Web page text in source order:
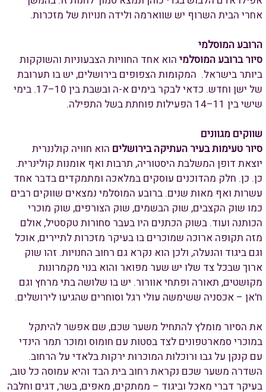
אחרי הבית השרוף יש שווארמה ולידה חנויות של מזכרות.
הרובע המוסלמי
סיור ברובע המוסלמי הוא אחד החוויות הצבעוניות והשוקקות
ביותר בישראל. המקומות הצפופים בירושלים, יש בו תערובת
של ישן וחדש. כדאי לבקר בימים א-ה ובשבת בין 10–17. בימי
שישי בין 11–14 הפעילות פוחתת בשל התפילה.
שווקים מגוונים
סיור טעימות בעיר העתיקה בירושלים הוא חוויה קולננרית
יוצאת דופן המשלבת היסטוריה, תרבות ואף אומנות קולינרית.
כן. כן. חלק מהדוכנים עוסקים במלאכה ומתמקדים בדבר אחד
עשרות ואף מאות שנים. ברובע המוסלמי נמצאים שווקים רבים
כמו שוק הקצבים, שוק הבשמים, שוק הצורפים, שוק מוכרי
הכותנה ועוד. בשוק הכתנים היו בעבר סחורות טקסטיל, אולם
מזה תקופה ארוכה שמוכרים בו בעיקר מזכרות לתיירים, אוכל
וגם ביגוד והנעלה, ולכן הוא נקרא גם רחוב החנויות. זהו שוק
ארוך שבכל צד שלו יש שער מפואר והוא בנוי מקמרונות
מקושטים, תאורה ופתחי אוורור. יש בו שלושה בתי מרחץ וגם
ח'אן – אכסניה ששימשה עולי רגל וסוחרים שהגיעו לירושלים.
את הסיור מומלץ להתחיל משער שכם, שם אפשר להיתקל
במוכרי סמארטפונים לצד בסטות עם חומוס ומוכר תמר הינדי
עם קנקן על גבו ורוכלות המוכרות ירקות בלאדי על הרחוב.
השדרה משער שכם נקראת רחוב בית הבד והיא עמוסה כל טוב,
בעיקר דברי מאכל וביגוד – ממתקים, מאפים, בשר, דגים וחלבה